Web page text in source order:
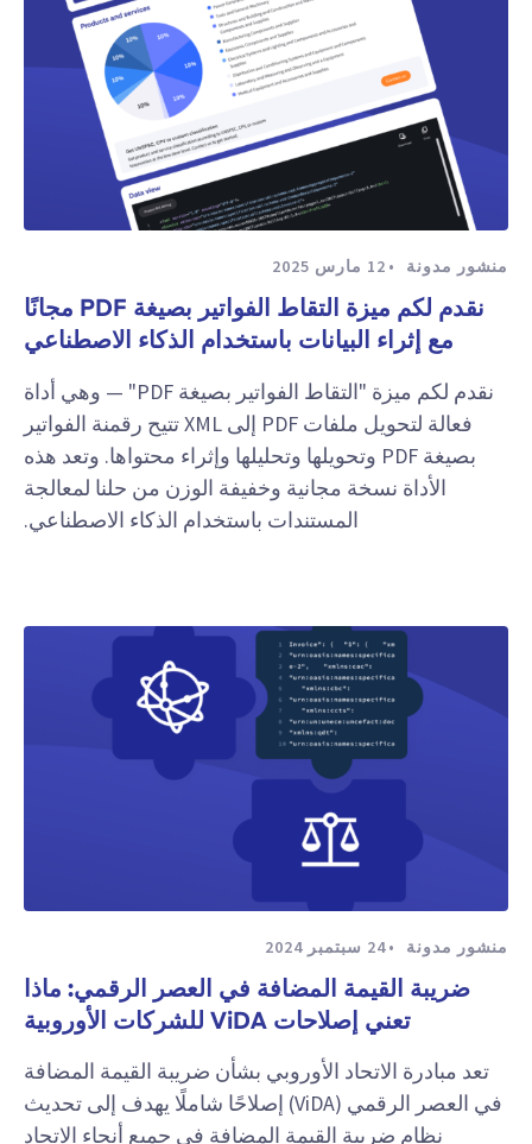
منشور مدونة 12 مارس 2025
نقدم لكم ميزة التقاط الفواتير بصيغة PDF مجانًا
مع إثراء البيانات باستخدام الذكاء الاصطناعي
نقدم لكم ميزة "التقاط الفواتير بصيغة PDF" — وهي أداة
فعالة لتحويل ملفات PDF إلى XML تتيح رقمنة الفواتير
بصيغة PDF وتحويلها وتحليلها وإثراء محتواها. وتعد هذه
الأداة نسخة مجانية وخفيفة الوزن من حلنا لمعالجة
المستندات باستخدام الذكاء الاصطناعي.
منشور مدونة 24 سبتمبر 2024
ضريبة القيمة المضافة في العصر الرقمي: ماذا
تعني إصلاحات ViDA للشركات الأوروبية
تعد مبادرة الاتحاد الأوروبي بشأن ضريبة القيمة المضافة
في العصر الرقمي (ViDA) إصلاحًا شاملًا يهدف إلى تحديث
نظام ضريبة القيمة المضافة في جميع أنحاء الاتحاد